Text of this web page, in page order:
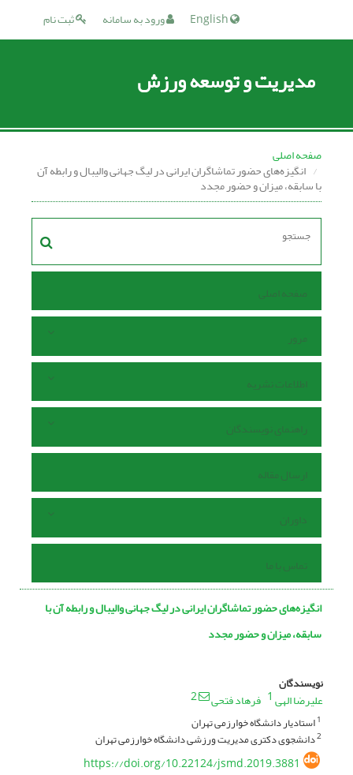
ثبت نام ورود به سامانه
مدیریت و توسعه ورزش
صفحه اصلی
انگیزه‌های حضور تماشاگران ایرانی در لیگ جهانی والیبال و رابطه آن
با سابقه، میزان و حضور مجدد
صفحه اصلی
مرور
اطلاعات نشریه
راهنمای نویسندگان
ارسال مقاله
داوران
تماس با ما
انگیزه‌های حضور تماشاگران ایرانی در لیگ جهانی والیبال و رابطه آن با
سابقه، میزان و حضور مجدد
نویسندگان
علیرضا الهی1 فرهاد فتحی 2
1استادیار دانشگاه خوارزمی تهران
2دانشجوی دکتری مدیریت ورزشی دانشگاه خوارزمی تهران
https://doi.org/10.22124/jsmd.2019.3881